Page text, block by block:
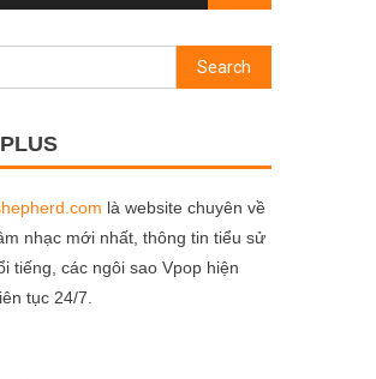
Search
for:
là website chuyên về
nhạc mới nhất, thông tin tiểu sử
tiếng, các ngôi sao Vpop hiện
tục 24/7.